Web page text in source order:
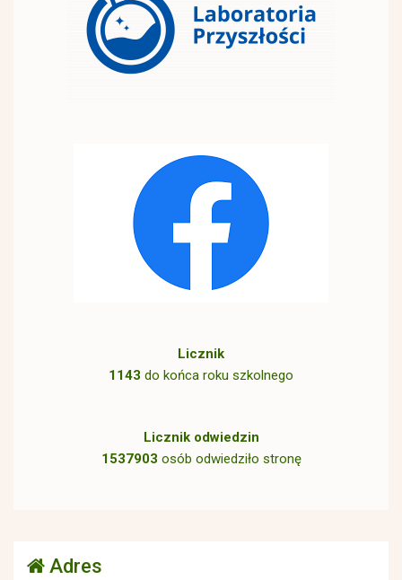
Licznik
1143 do końca roku szkolnego
Licznik odwiedzin
1537903 osób odwiedziło stronę
Adres